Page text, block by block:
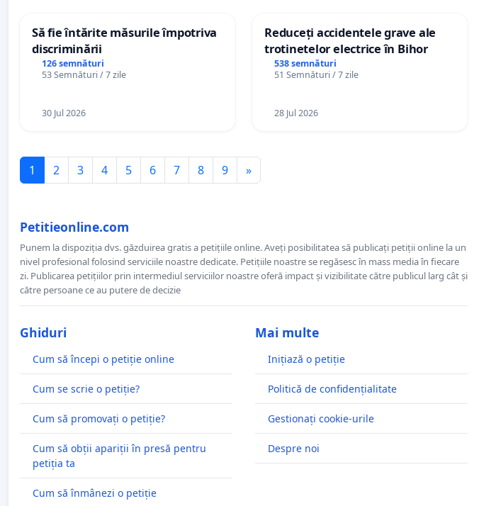
Să fie întărite măsurile împotriva
discriminării
126 semnături
53 Semnături / 7 zile
30 Jul 2026
Reduceți accidentele grave ale
trotinetelor electrice în Bihor
538 semnături
51 Semnături / 7 zile
28 Jul 2026
1 2 3 4 5 6 7 8 9 »
Petitieonline.com
Punem la dispoziția dvs. găzduirea gratis a petițiile online. Aveți posibilitatea să publicați petiții online la un
nivel profesional folosind serviciile noastre dedicate. Petițiile noastre se regăsesc în mass media în fiecare
zi. Publicarea petițiilor prin intermediul serviciilor noastre oferă impact și vizibilitate către publicul larg cât și
către persoane ce au putere de decizie
Ghiduri
Cum să începi o petiție online
Cum se scrie o petiție?
Cum să promovați o petiție?
Cum să obții apariții în presă pentru
petiția ta
Cum să înmânezi o petiție
Mai multe
Inițiază o petiție
Politică de confidențialitate
Gestionați cookie-urile
Despre noi